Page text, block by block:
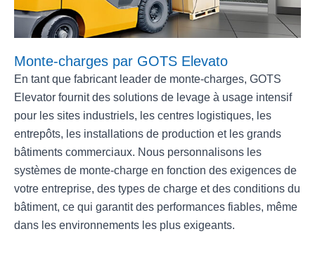
Monte-charges par GOTS Elevato
En tant que fabricant leader de monte-charges, GOTS
Elevator fournit des solutions de levage à usage intensif
pour les sites industriels, les centres logistiques, les
entrepôts, les installations de production et les grands
bâtiments commerciaux. Nous personnalisons les
systèmes de monte-charge en fonction des exigences de
votre entreprise, des types de charge et des conditions du
bâtiment, ce qui garantit des performances fiables, même
dans les environnements les plus exigeants.